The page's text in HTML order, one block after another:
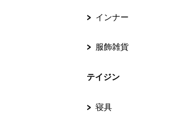
インナー
服飾雑貨
テイジン
寝具